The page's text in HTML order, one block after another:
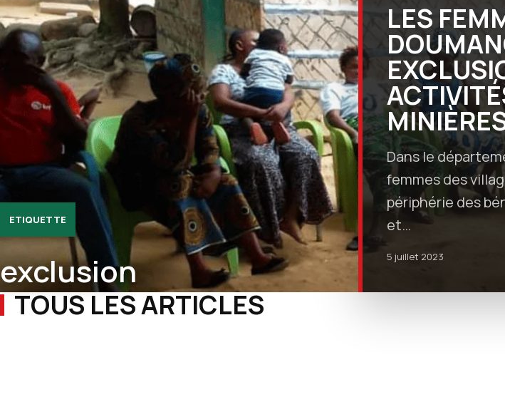
ETIQUETTE
exclusion
LES
Dans le
femmes des
périphérie des
et…
5 juillet 2023
TOUS LES ARTICLES